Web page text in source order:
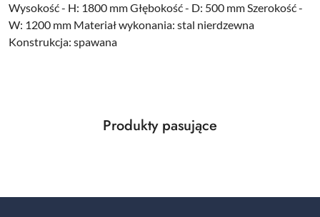
Wysokość - H: 1800 mm Głębokość - D: 500 mm Szerokość -
W: 1200 mm Materiał wykonania: stal nierdzewna
Konstrukcja: spawana
Pomiń karuzelę produktów
Produkty
Produkty pasujące